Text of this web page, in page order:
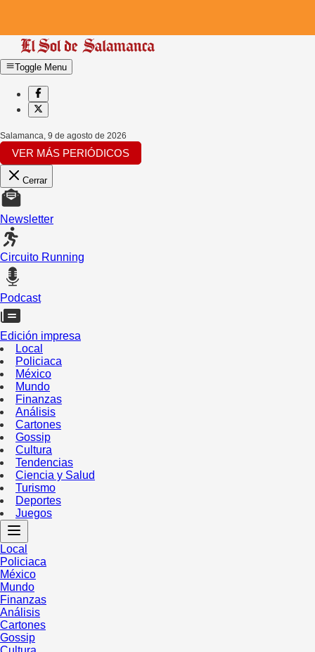
Toggle Menu
Salamanca, 9 de agosto de 2026
VER MÁS PERIÓDICOS
Cerrar
Newsletter
Circuito Running
Podcast
Edición impresa
Local
Policiaca
México
Mundo
Finanzas
Análisis
Cartones
Gossip
Cultura
Tendencias
Ciencia y Salud
Turismo
Deportes
Juegos
Local
Policiaca
México
Mundo
Finanzas
Análisis
Cartones
Gossip